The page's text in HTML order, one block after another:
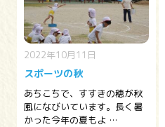
2022年10月11日
スポーツの秋
あちこちで、すすきの穂が秋
風になびいています。長く暑
かった今年の夏もよ …